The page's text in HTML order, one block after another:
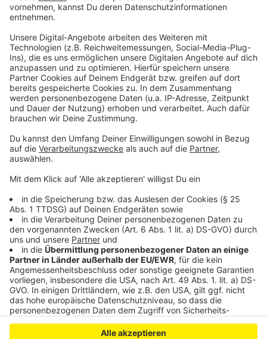
Anzeige
Weitere Meldungen aus Leverkusen
Anzeige
Winterwetter in Leverkusen: Polizei verzeichnet mehr
Unfälle - TBL mit Winterdienst zufrieden
Blutbuche im Schlosspark Morsbroich umgekippt - sie
Fischotter-Nachwuchs im Wildpark Reuschenberg
Anzeige
Anzeige